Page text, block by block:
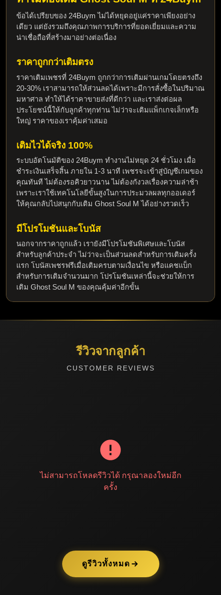
ข้อได้เปรียบของ 24Buym ไม่ได้หยุดอยู่แค่ราคาเพียงอย่าง
เดียว แต่ยังรวมถึงคุณภาพการบริการที่ยอดเยี่ยมและความ
น่าเชื่อถือที่สร้างมาอย่างต่อเนื่อง
ราคาถูกกว่าเติมตรง
ราคาเติมเพชรที่ 24Buym ถูกกว่าการเติมผ่านเกมโดยตรงถึง
20-30% เราสามารถให้ส่วนลดได้เพราะมีการสั่งซื้อในปริมาณ
มหาศาล ทำให้ได้ราคาขายส่งที่ดีกว่า และเราส่งต่อผล
ประโยชน์นี้ให้กับลูกค้าทุกท่าน ไม่ว่าจะเติมแพ็กเกจเล็กหรือ
ใหญ่ ราคาของเราคุ้มค่าเสมอ
เติมไวได้จริง 100%
ระบบอัตโนมัติของ 24Buym ทำงานไม่หยุด 24 ชั่วโมง เมื่อ
ชำระเงินเสร็จสิ้น ภายใน 1-3 นาที เพชรจะเข้าสู่บัญชีเกมของ
คุณทันที ไม่ต้องรอคิวยาวนาน ไม่ต้องกังวลเรื่องความล่าช้า
เพราะเราใช้เทคโนโลยีขั้นสูงในการประมวลผลทุกออเดอร์
ให้คุณกลับไปสนุกกับเติม Ghost Soul M ได้อย่างรวดเร็ว
มีโปรโมชันและโบนัส
นอกจากราคาถูกแล้ว เรายังมีโปรโมชันพิเศษและโบนัส
สำหรับลูกค้าประจำ ไม่ว่าจะเป็นส่วนลดสำหรับการเติมครั้ง
แรก โบนัสเพชรฟรีเมื่อเติมครบตามเงื่อนไข หรือแคชแบ็ก
สำหรับการเติมจำนวนมาก โปรโมชันเหล่านี้จะช่วยให้การ
เติม Ghost Soul M ของคุณคุ้มค่าอีกขั้น
โอนผ่านธนาคารทุกสาขา ไม่ว่าคุณจะเลือกวิธีไหน ระบบของ
เราจะตรวจสอบการชำระเงินและดำเนินการต่อทันที ไม่มีค่า
ธรรมเนียมที่ซ่อนเร้นใด ๆ
เว็บไซต์ได้ทันที เราจะแก้ไขปัญหาให้คุณอย่างรวดเร็วและมี
วิธีการเติม Ghost Soul M
รีวิวจากลูกค้า
CUSTOMER REVIEWS
ไม่สามารถโหลดรีวิวได้ กรุณาลองใหม่อีก
ครั้ง
ดูรีวิวทั้งหมด